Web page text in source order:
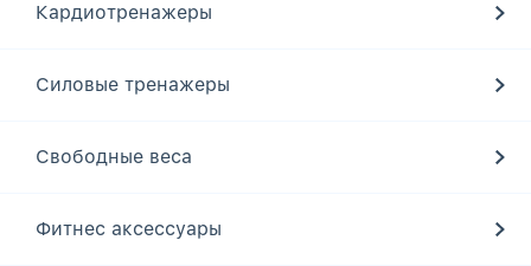
Кардиотренажеры
Силовые тренажеры
Свободные веса
Фитнес аксессуары